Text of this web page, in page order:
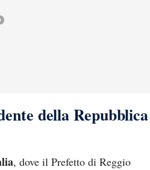
della Repubblica
, dove il Prefetto di Reggio